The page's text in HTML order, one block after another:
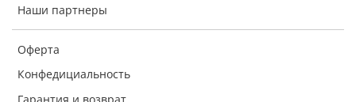
Наши партнеры
Оферта
Конфедициальность
Гарантия и возврат